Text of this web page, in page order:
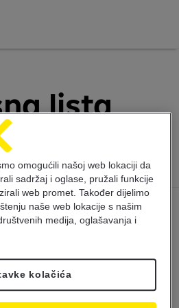
lista
omogućili našoj web lokaciji da
sadržaj i oglase, pružali funkcije
web promet. Također dijelimo
naše web lokacije s našim
medija, oglašavanja i
kolačića